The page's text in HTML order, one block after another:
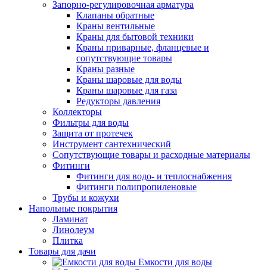
Запорно-регулировочная арматура
Клапаны обратные
Краны вентильные
Краны для бытовой техники
Краны приварные, фланцевые и
сопутствующие товары
Краны разные
Краны шаровые для воды
Краны шаровые для газа
Редукторы давления
Коллекторы
Фильтры для воды
Защита от протечек
Инструмент сантехнический
Сопутствующие товары и расходные материалы
Фитинги
Фитинги для водо- и теплоснабжения
Фитинги полипропиленовые
Трубы и кожухи
Напольные покрытия
Ламинат
Линолеум
Плитка
Товары для дачи
Емкости для воды